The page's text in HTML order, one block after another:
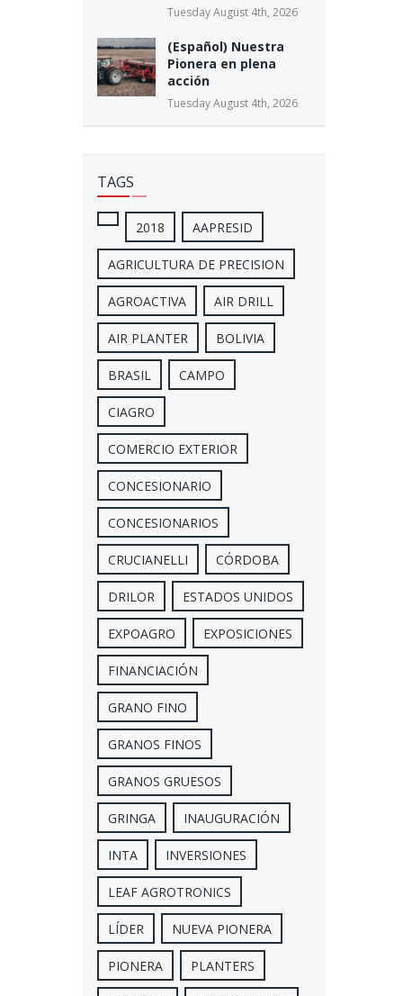
Tuesday August 4th, 2026
(Español) Nuestra
Pionera en plena
acción
Tuesday August 4th, 2026
TAGS
2018 AAPRESID
AGRICULTURA DE PRECISION
AGROACTIVA AIR DRILL
AIR PLANTER BOLIVIA
BRASIL CAMPO
CIAGRO
COMERCIO EXTERIOR
CONCESIONARIO
CONCESIONARIOS
CRUCIANELLI CÓRDOBA
DRILOR ESTADOS UNIDOS
EXPOAGRO EXPOSICIONES
FINANCIACIÓN
GRANO FINO
GRANOS FINOS
GRANOS GRUESOS
GRINGA INAUGURACIÓN
INTA INVERSIONES
LEAF AGROTRONICS
LÍDER NUEVA PIONERA
PIONERA PLANTERS